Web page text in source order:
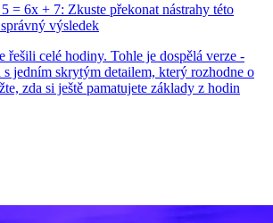
= 6x + 7: Zkuste překonat nástrahy této
výsledek
řešili celé hodiny. Tohle je dospělá verze -
jedním skrytým detailem, který rozhodne o
zda si ještě pamatujete základy z hodin